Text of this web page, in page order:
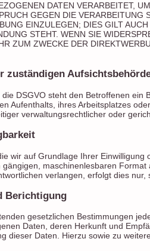
DATEN VERARBEITET,
GEGEN DIE
EINZULEGEN; DIES GILT
STEHT. WENN SIE
ZUM ZWECKE DER
zuständigen
DSGVO steht den Betroffenen
Aufenthalts, ihres Arbeitsplatzes
verwaltungsrechtlicher oder
wir auf Grundlage Ihrer
maschinenlesbaren
verlangen, erfolgt dies nur,
Berichtigung
gesetzlichen Bestimmungen
Daten, deren Herkunft und
dieser Daten. Hierzu sowie zu